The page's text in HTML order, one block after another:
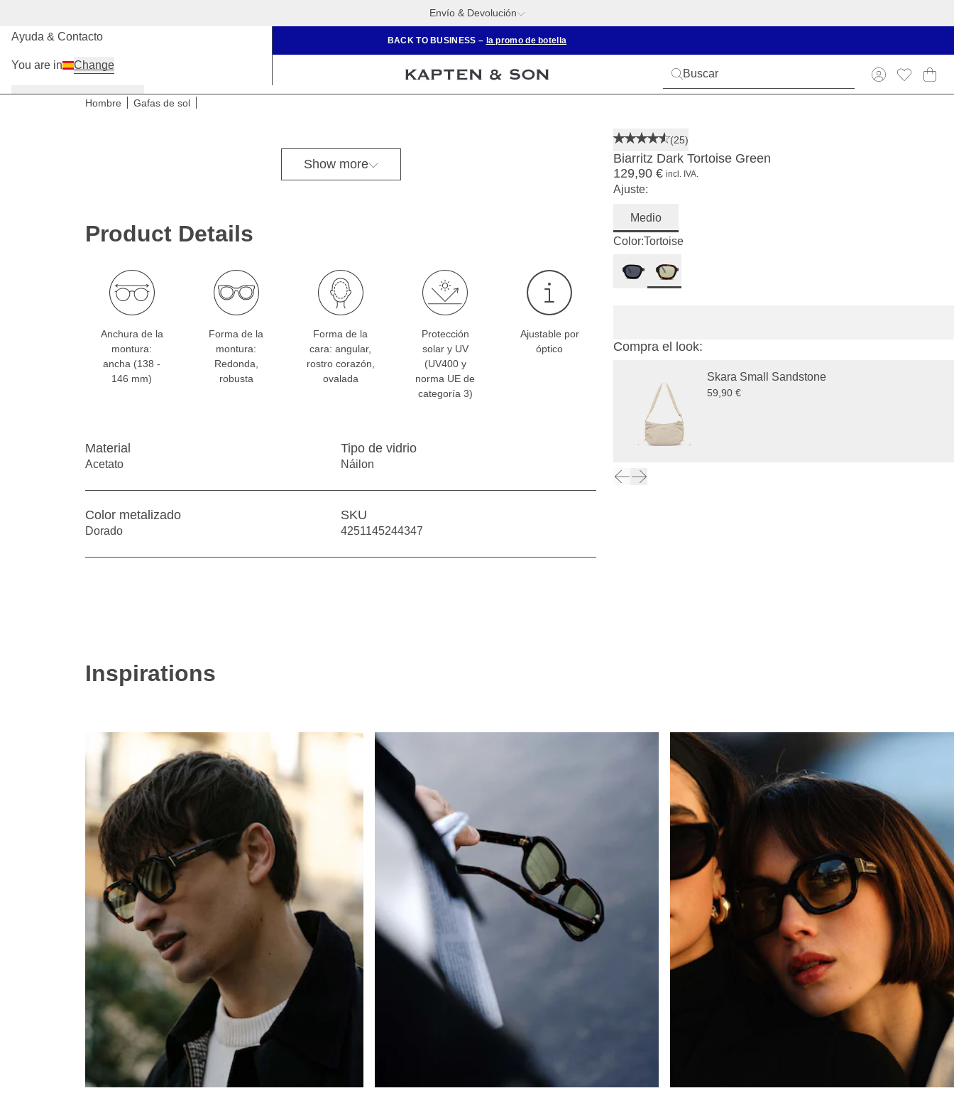
Envío & Devolución
BACK TO BUSINESS – la promo de botella
Hombre Niños
Ayuda & Contacto
You are in Change
Hombre Gafas de sol
Para tallas de cabeza medianas
Show more
(25)
Biarritz Dark Tortoise Green
129,90 € incl. IVA.
Ajuste:
Medio
Color:Tortoise
Compra el look:
Skara Small Sandstone
59,90 €
Product Details
Anchura de la
montura:
ancha (138 -
146 mm)
Forma de la
montura:
Redonda,
robusta
Forma de la
cara: angular,
rostro corazón,
ovalada
Protección
solar y UV
(UV400 y
norma UE de
categoría 3)
Ajustable por
óptico
Material
Acetato
Tipo de vidrio
Náilon
Color metalizado
Dorado
SKU
4251145244347
Inspirations